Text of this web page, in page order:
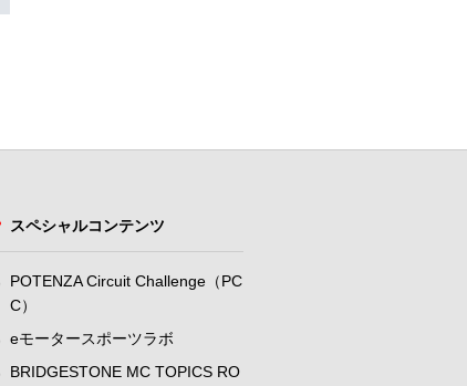
スペシャルコンテンツ
POTENZA Circuit Challenge（PC
C）
eモータースポーツラボ
BRIDGESTONE MC TOPICS RO